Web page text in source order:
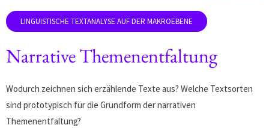
Narrative Themenentfaltung
Wodurch zeichnen sich erzählende Texte aus? Welche Textsorten
sind prototypisch für die Grundform der narrativen
Themenentfaltung?